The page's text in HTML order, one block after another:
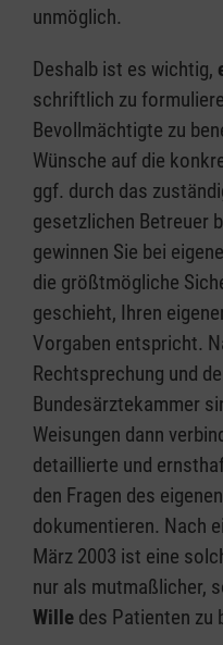
unmöglich.
Deshalb ist es wichtig,
schriftlich zu
Bevollmächtigte zu
Wünsche auf die
ggf. durch das
gesetzlichen Betreuer
gewinnen Sie bei
die größtmögliche
geschieht, Ihren
Vorgaben entspricht.
Rechtsprechung und
Bundesärztekammer
Weisungen dann
detaillierte und
den Fragen des
dokumentieren. Nach
März 2003 ist eine
nur als mutmaßlicher,
Wille des Patienten zu